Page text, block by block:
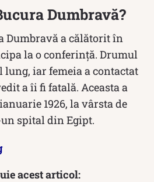
Dumbravă?
Dumbravă a călătorit în
la o conferință. Drumul
iar femeia a contactat
a îi fi fatală. Aceasta a
1926, la vârsta de
spital din Egipt.
acest articol: